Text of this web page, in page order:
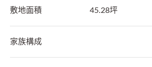
敷地面積 45.28坪
家族構成